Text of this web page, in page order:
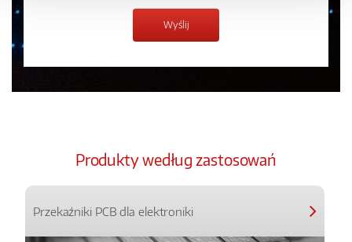
Produkty według zastosowań
Przekaźniki PCB dla elektroniki